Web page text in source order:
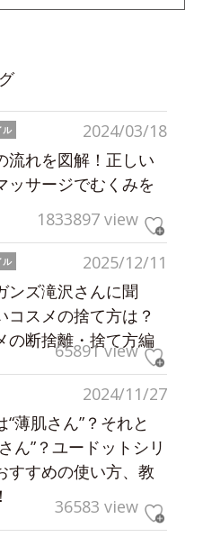
2024/03/18
ル
流れを図解！正しい
ッサージでむくみを
1833897 view
2025/12/11
ル
ンズ滝沢さんに聞
コスメの捨て方は？
の断捨離・捨て方編
65891 view
2024/11/27
“薄肌さん”？それと
ん”？ユードットシリ
すすめの使い方、教
36583 view